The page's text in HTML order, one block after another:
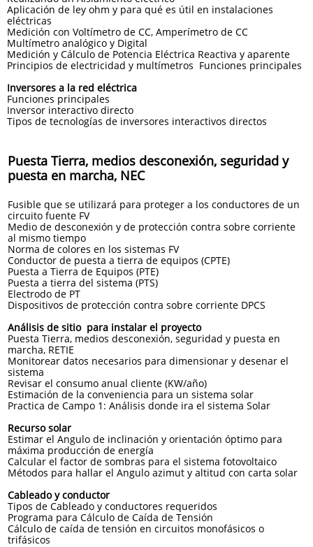
Aplicación de ley ohm y para qué es útil en instalaciones
eléctricas
Medición con Voltímetro de CC, Amperímetro de CC
Multímetro analógico y Digital
Medición y Cálculo de Potencia Eléctrica Reactiva y aparente
Principios de electricidad y multímetros Funciones principales
Inversores a la red eléctrica
Funciones principales
Inversor interactivo directo
Tipos de tecnologías de inversores interactivos directos
Puesta Tierra, medios desconexión, seguridad y
puesta en marcha, NEC
Fusible que se utilizará para proteger a los conductores de un
circuito fuente FV
Medio de desconexión y de protección contra sobre corriente
al mismo tiempo
Norma de colores en los sistemas FV
Conductor de puesta a tierra de equipos (CPTE)
Puesta a Tierra de Equipos (PTE)
Puesta a tierra del sistema (PTS)
Electrodo de PT
Dispositivos de protección contra sobre corriente DPCS
Análisis de sitio para instalar el proyecto
Puesta Tierra, medios desconexión, seguridad y puesta en
marcha, RETIE
Monitorear datos necesarios para dimensionar y desenar el
sistema
Revisar el consumo anual cliente (KW/año)
Estimación de la conveniencia para un sistema solar
Practica de Campo 1: Análisis donde ira el sistema Solar
Recurso solar
Estimar el Angulo de inclinación y orientación óptimo para
máxima producción de energía
Calcular el factor de sombras para el sistema fotovoltaico
Métodos para hallar el Angulo azimut y altitud con carta solar
Cableado y conductor
Tipos de Cableado y conductores requeridos
Programa para Cálculo de Caída de Tensión
Cálculo de caída de tensión en circuitos monofásicos o
trifásicos